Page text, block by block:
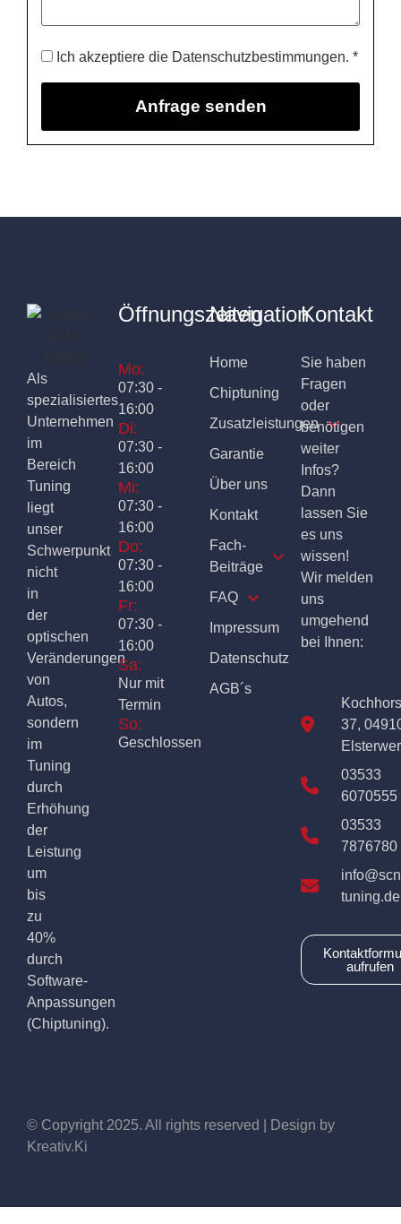
Ich akzeptiere die Datenschutzbestimmungen. *
Als
spezialisiertes
Unternehmen
im
Bereich
Tuning
liegt
unser
Schwerpunkt
nicht
in
der
optischen
Veränderungen
von
Autos,
sondern
im
Tuning
durch
Erhöhung
der
Leistung
um
bis
zu
40%
durch
Software-
Anpassungen
(Chiptuning).
Öffnungszeiten
Mo:
07:30 -
16:00
Di:
07:30 -
16:00
Mi:
07:30 -
16:00
Do:
07:30 -
16:00
Fr:
07:30 -
16:00
Sa:
Nur mit
Termin
So:
Geschlossen
Navigation
Home
Chiptuning
Zusatzleistungen
Garantie
Über uns
Kontakt
Fach-
Beiträge
FAQ
Impressum
Datenschutz
AGB´s
Kontakt
Sie haben
Fragen
oder
benötigen
weiter
Infos?
Dann
lassen Sie
es uns
wissen!
Wir melden
uns
umgehend
bei Ihnen:
37,
03533
6070555
03533
7876780
tuning.de
aufrufen
© Copyright 2025. All rights reserved | Design by
Kreativ.Ki